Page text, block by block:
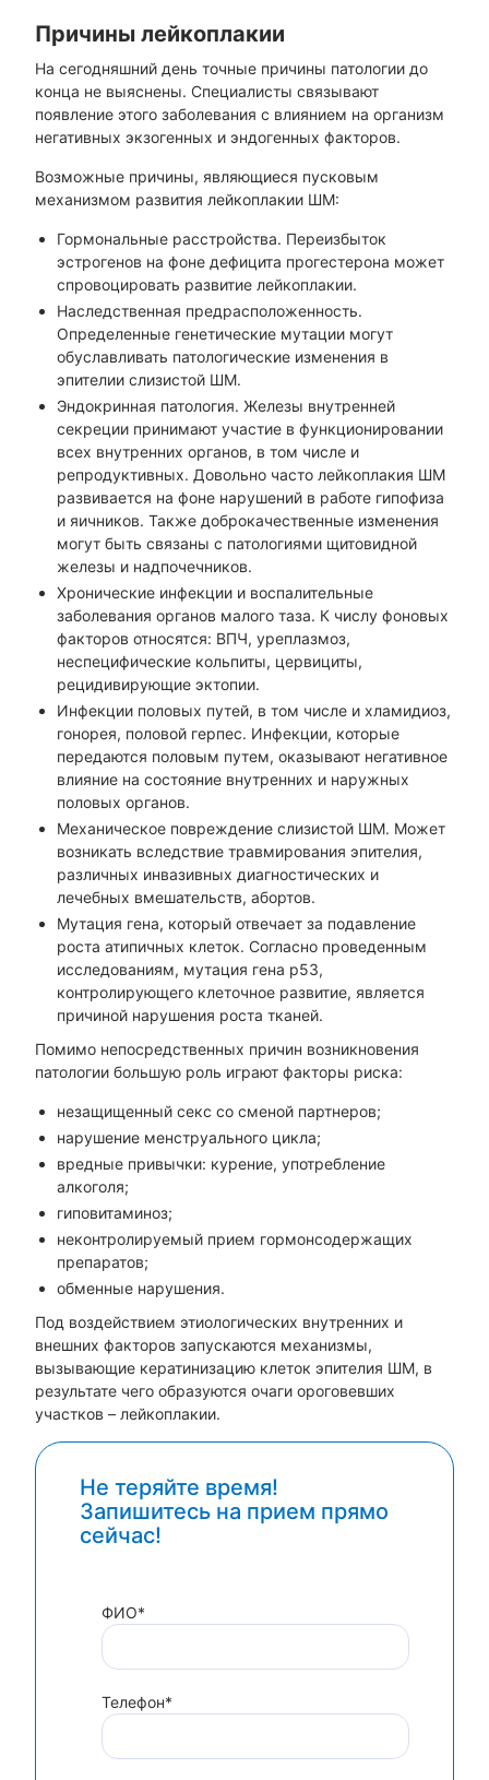
Причины лейкоплакии
На сегодняшний день точные причины патологии до
конца не выяснены. Специалисты связывают
появление этого заболевания с влиянием на организм
негативных экзогенных и эндогенных факторов.
Возможные причины, являющиеся пусковым
механизмом развития лейкоплакии ШМ:
Гормональные расстройства. Переизбыток
эстрогенов на фоне дефицита прогестерона может
спровоцировать развитие лейкоплакии.
Наследственная предрасположенность.
Определенные генетические мутации могут
обуславливать патологические изменения в
эпителии слизистой ШМ.
Эндокринная патология. Железы внутренней
секреции принимают участие в функционировании
всех внутренних органов, в том числе и
репродуктивных. Довольно часто лейкоплакия ШМ
развивается на фоне нарушений в работе гипофиза
и яичников. Также доброкачественные изменения
могут быть связаны с патологиями щитовидной
железы и надпочечников.
Хронические инфекции и воспалительные
заболевания органов малого таза. К числу фоновых
факторов относятся: ВПЧ, уреплазмоз,
неспецифические кольпиты, цервициты,
рецидивирующие эктопии.
Инфекции половых путей, в том числе и хламидиоз,
гонорея, половой герпес. Инфекции, которые
передаются половым путем, оказывают негативное
влияние на состояние внутренних и наружных
половых органов.
Механическое повреждение слизистой ШМ. Может
возникать вследствие травмирования эпителия,
различных инвазивных диагностических и
лечебных вмешательств, абортов.
Мутация гена, который отвечает за подавление
роста атипичных клеток. Согласно проведенным
исследованиям, мутация гена р53,
контролирующего клеточное развитие, является
причиной нарушения роста тканей.
Помимо непосредственных причин возникновения
патологии большую роль играют факторы риска:
незащищенный секс со сменой партнеров;
нарушение менструального цикла;
вредные привычки: курение, употребление
алкоголя;
гиповитаминоз;
неконтролируемый прием гормонсодержащих
препаратов;
обменные нарушения.
Под воздействием этиологических внутренних и
внешних факторов запускаются механизмы,
вызывающие кератинизацию клеток эпителия ШМ, в
результате чего образуются очаги ороговевших
участков – лейкоплакии.
Не теряйте время!
Запишитесь на прием прямо
сейчас!
ФИО*
Телефон*